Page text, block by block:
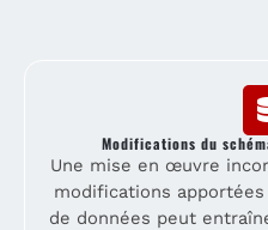
Modifications du
Une mise en œuvre
modifications
de données peut